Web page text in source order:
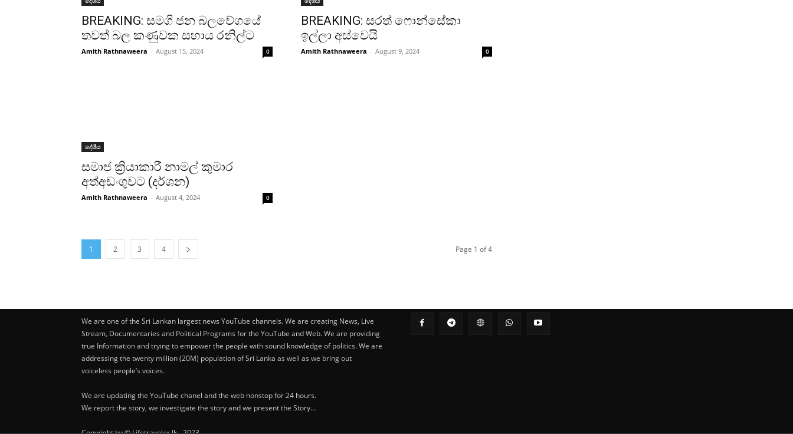
BREAKING: සමගි ජන බලවේගයේ
තවත් බල කණුවක සහාය රනිල්ට
Amith Rathnaweera - August 15, 2024 0
BREAKING: සරත් ෆොන්සේකා
ඉල්ලා අස්වෙයි
Amith Rathnaweera - August 9, 2024 0
දේශීය
සමාජ ක්‍රියාකාරී නාමල් කුමාර
අත්අඩංගුවට (දර්ශන)
Amith Rathnaweera - August 4, 2024 0
1 2 3 4 Page 1 of 4
We are one of the Sri Lankan largest news YouTube channels. We are creating News, Live
Stream, Documentaries and Political Programs for the YouTube and Web. We are providing
true Information and trying to empower the people with sound knowledge of politics. We are
addressing the twenty million (20M) population of Sri Lanka as well as we bring out
voiceless people’s voices.
We are updating the YouTube chanel and the web nonstop for 24 hours.
We report the story, we investigate the story and we present the Story…